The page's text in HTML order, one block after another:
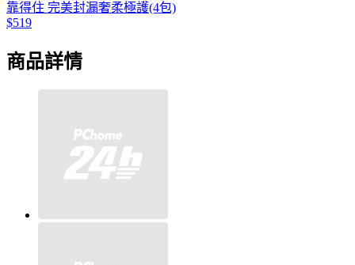
靠得住 完美封漏奢柔極護(4包)
$519
商品詳情